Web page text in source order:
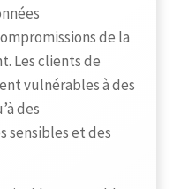
de la
Les clients de
vulnérables à des
des
sensibles et des